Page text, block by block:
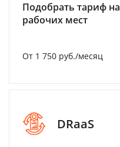
Подобрать тариф
рабочих мест
От 1 750 руб./месяц
DRaaS